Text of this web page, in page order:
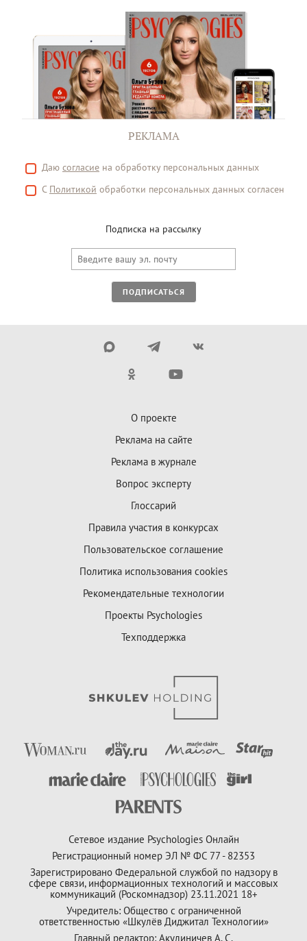
РЕКЛАМА
Даю согласие на обработку персональных данных
С Политикой обработки персональных данных согласен
Подписка на рассылку
ПОДПИСАТЬСЯ
О проекте
Реклама на сайте
Реклама в журнале
Вопрос эксперту
Глоссарий
Правила участия в конкурсах
Пользовательское соглашение
Политика использования cookies
Рекомендательные технологии
Проекты Psychologies
Техподдержка
Сетевое издание Psychologies Онлайн
Регистрационный номер ЭЛ № ФС 77 - 82353
Зарегистрировано Федеральной службой по надзору в
сфере связи, информационных технологий и массовых
коммуникаций (Роскомнадзор) 23.11.2021 18+
Учредитель: Общество с ограниченной
ответственностью «Шкулёв Диджитал Технологии»
Главный редактор: Акулиничев А. С.